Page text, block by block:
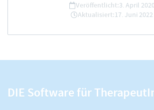
Veröffentlicht:3. April 2020
Aktualisiert:17. Juni 2022
DIE Software für